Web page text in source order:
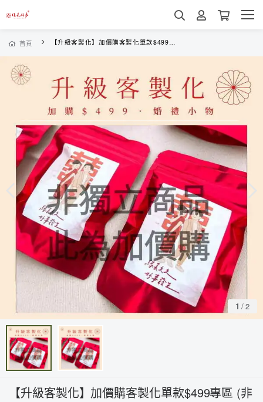
首頁 【升級客製化】加價購客製化單款$499專區 (非獨立商品)
1 /2
【升級客製化】加價購客製化單款$499專區 (非